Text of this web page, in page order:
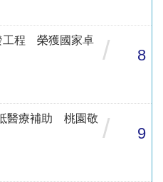
工程 榮獲國家卓
/ 8
醫療補助 桃園敬 / 9